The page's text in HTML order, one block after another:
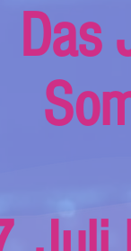
Das